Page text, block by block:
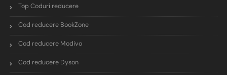
Top Coduri reducere
Cod reducere BookZone
Cod reducere Modivo
Cod reducere Dyson